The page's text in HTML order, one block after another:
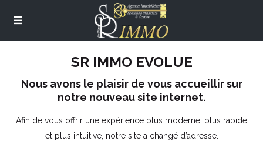
SR IMMO EVOLUE
Nous avons le plaisir de vous accueillir sur
notre nouveau site internet.
Afin de vous offrir une expérience plus moderne, plus rapide
et plus intuitive, notre site a changé d’adresse.